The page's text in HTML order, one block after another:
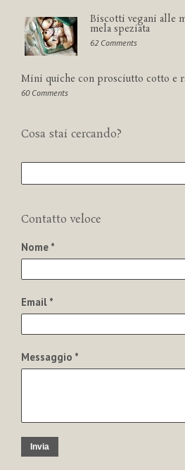
Biscotti vegani alle
mela speziata
62 Comments
Mini quiche con prosciutto cotto e
60 Comments
Cosa stai cercando?
Contatto veloce
Nome *
Email *
Messaggio *
Invia